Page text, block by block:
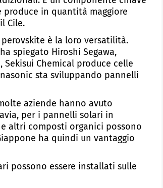
in quantità maggiore
Cile.
è la loro versatilità.
spiegato Hiroshi Segawa,
Sekisui Chemical produce celle
sta sviluppando pannelli
aziende hanno avuto
per i pannelli solari in
altri composti organici possono
ha quindi un vantaggio
possono essere installati sulle